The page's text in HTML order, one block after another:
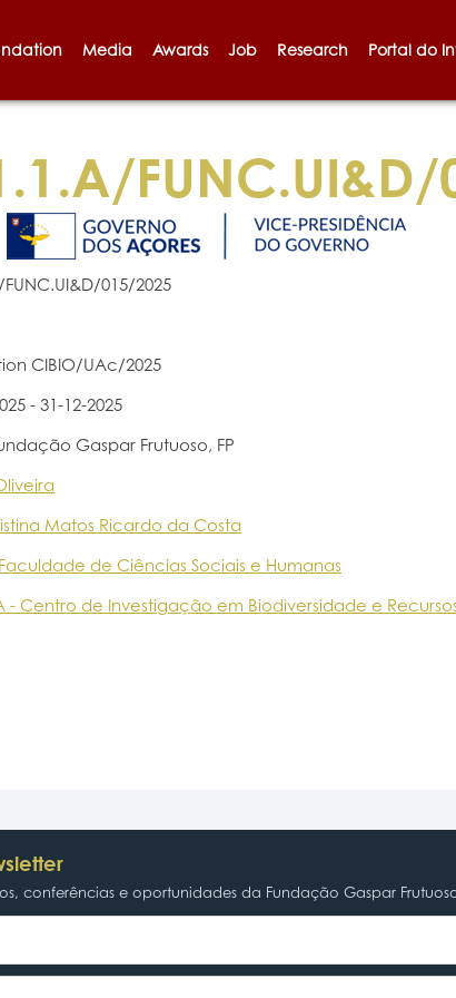
Media Awards Job Research Portal do
FUNC.UI&D/
015/2025
CIBIO/UAc/2025
- 31-12-2025
Gaspar Frutuoso, FP
Matos Ricardo da Costa
Faculdade de Ciências Sociais e Humanas
- Centro de Investigação em Biodiversidade e
conferências e oportunidades da Fundação Gaspar